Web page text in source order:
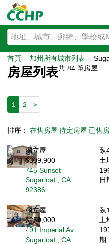
首頁 -- 加州所有城市列表 --
房屋列表共 84 筆房屋
1 2 >
排序： 在售房屋 待定房屋 已售
獨立屋
$309,900
745 Sunset
Sugarloaf , CA
92386
臥
土
日
獨立屋
$250,000
491 Imperial Av
Sugarloaf , CA
臥
土
期